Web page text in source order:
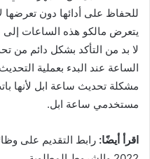
للحفاظ على أدائها دون
يتعرض مالكو هذه الساعات
لا بد من التأكد بشكل دائم من
الساعة عند البدء بعملية
مشكلة تحديث ساعة ابل لأنها
مستخدمي ساعة ابل.
اقرأ أيضًا: رابط التقديم على